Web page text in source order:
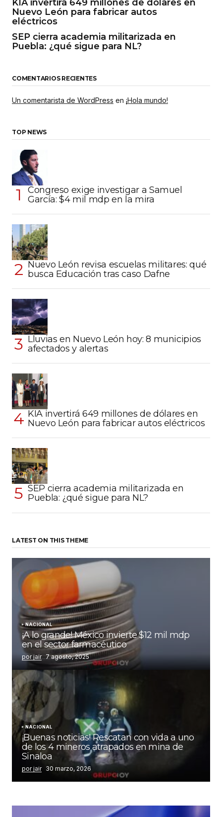
KIA invertirá 649 millones de dólares en
Nuevo León para fabricar autos
eléctricos
SEP cierra academia militarizada en
Puebla: ¿qué sigue para NL?
COMENTARIOS RECIENTES
Un comentarista de WordPress en ¡Hola mundo!
TOP NEWS
Congreso exige investigar a Samuel
García: $4 mil mdp en la mira
Nuevo León revisa escuelas militares: qué
busca Educación tras caso Dafne
Lluvias en Nuevo León hoy: 8 municipios
afectados y alertas
KIA invertirá 649 millones de dólares en
Nuevo León para fabricar autos eléctricos
SEP cierra academia militarizada en
Puebla: ¿qué sigue para NL?
LATEST ON THIS THEME
NACIONAL
¡A lo grande! México invierte $12 mil mdp
en el sector farmacéutico
por jair 7 agosto, 2025
NACIONAL
¡Buenas noticias! Rescatan con vida a uno
de los 4 mineros atrapados en mina de
Sinaloa
por jair 30 marzo, 2026